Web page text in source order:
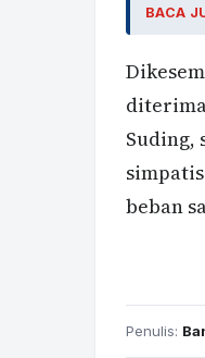
BACA
Suding,
beban
Penulis: